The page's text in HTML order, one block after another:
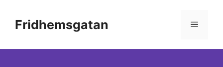
innehållFridhemsgatan Meny